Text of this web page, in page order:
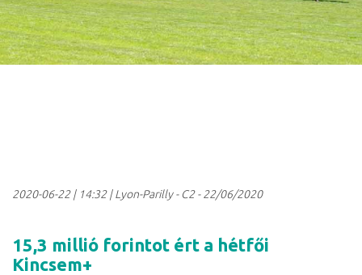
2020-06-22| 14:32| Lyon-Parilly - C2 - 22/06/2020
15,3 millió forintot ért a hétfői
Kincsem+